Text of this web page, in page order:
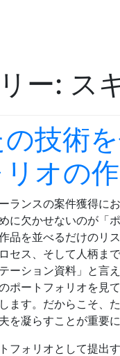
ー: ス
技術
リオの
ランスの案件獲得に
に欠かせないのが「
品を並べるだけのリ
セス、そして人柄ま
ーション資料」と言
ポートフォリオを見
ます。だからこそ、
を凝らすことが重要に
フォリオとして提出